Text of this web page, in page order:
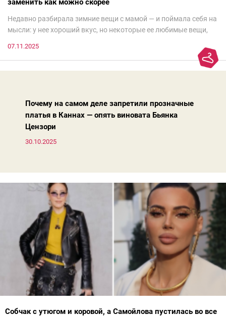
заменить как можно скорее
Недавно разбирала зимние вещи с мамой — и поймала себя на
мысли: у нее хороший вкус, но некоторые ее любимые вещи,
добавляют ей лет.И проблема не в том, что они вышли из
моды. Вовсе нет.Проблема в том, что сама мода сделала шаг
07.11.2025
Почему на самом деле запретили прозначные
платья в Каннах — опять виновата Бьянка
Цензори
30.10.2025
Собчак с утюгом и коровой, а Самойлова пустилась во все